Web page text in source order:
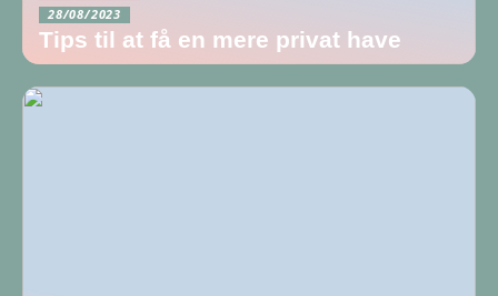
28/08/2023
Tips til at få en mere privat have